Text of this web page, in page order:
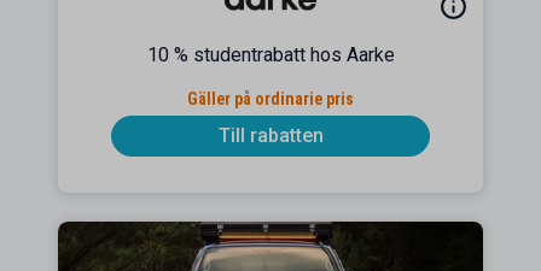
10 % studentrabatt hos Aarke
Gäller på ordinarie pris
Till rabatten